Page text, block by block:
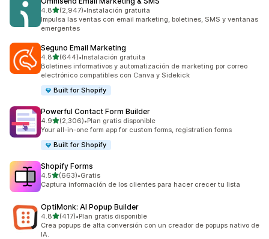
4.8de 5 estrellas
(2,947)
2947 reseñas en total
•Instalación gratuita
Impulsa las ventas con email marketing, boletines, SMS y ventanas
emergentes
Seguno Email Marketing
4.8de 5 estrellas
(644)
644 reseñas en total
•Instalación gratuita
Boletines informativos y automatización de marketing por correo
electrónico compatibles con Canva y Sidekick
Built for Shopify
Powerful Contact Form Builder
4.9de 5 estrellas
(2,306)
2306 reseñas en total
•Plan gratis disponible
Your all-in-one form app for custom forms, registration forms
Built for Shopify
Shopify Forms
4.5de 5 estrellas
(663)
663 reseñas en total
•Gratis
Captura información de los clientes para hacer crecer tu lista
OptiMonk: AI Popup Builder
4.8de 5 estrellas
(417)
417 reseñas en total
•Plan gratis disponible
Crea popups de alta conversión con un creador de popups nativo de
IA.